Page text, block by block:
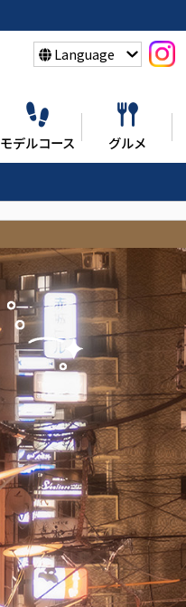
Language
モデルコース グルメ